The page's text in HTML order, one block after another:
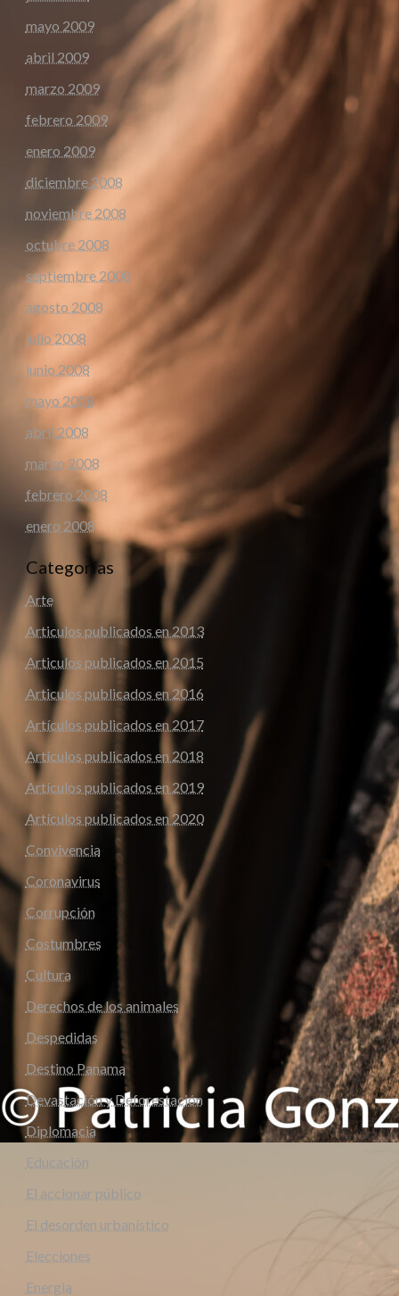
mayo 2009
abril 2009
marzo 2009
febrero 2009
enero 2009
diciembre 2008
noviembre 2008
octubre 2008
septiembre 2008
agosto 2008
julio 2008
junio 2008
mayo 2008
abril 2008
marzo 2008
febrero 2008
enero 2008
Categorías
Arte
Articulos publicados en 2013
Articulos publicados en 2015
Articulos publicados en 2016
Artículos publicados en 2017
Artículos publicados en 2018
Artículos publicados en 2019
Artículos publicados en 2020
Convivencia
Coronavirus
Corrupción
Costumbres
Cultura
Derechos de los animales
Despedidas
Destino Panama
Devastación y Deforestación
Diplomacia
Educación
El accionar público
El desorden urbanístico
Elecciones
Energia